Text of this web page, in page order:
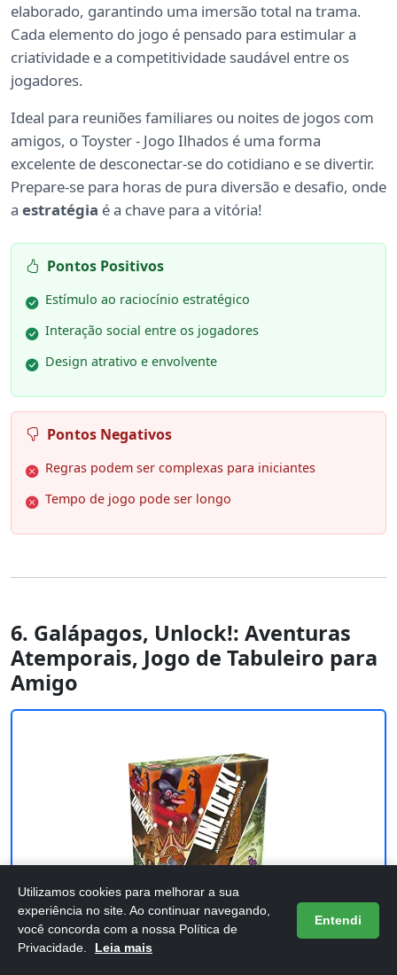
elaborado, garantindo uma imersão total na trama.
Cada elemento do jogo é pensado para estimular a
criatividade e a competitividade saudável entre os
jogadores.
Ideal para reuniões familiares ou noites de jogos com
amigos, o Toyster - Jogo Ilhados é uma forma
excelente de desconectar-se do cotidiano e se divertir.
Prepare-se para horas de pura diversão e desafio, onde
a estratégia é a chave para a vitória!
Pontos Positivos
Estímulo ao raciocínio estratégico
Interação social entre os jogadores
Design atrativo e envolvente
Pontos Negativos
Regras podem ser complexas para iniciantes
Tempo de jogo pode ser longo
6. Galápagos, Unlock!: Aventuras
Atemporais, Jogo de Tabuleiro para
Amigo
Utilizamos cookies para melhorar a sua
experiência no site. Ao continuar navegando,
você concorda com a nossa Política de
Privacidade.
Leia mais
Entendi